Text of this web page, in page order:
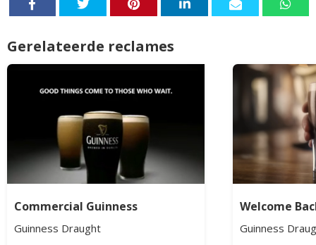
Gerelateerde reclames
Commercial Guinness
Guinness Draught
Welcome
Guinness